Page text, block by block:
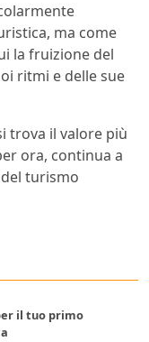
ma come
la fruizione del
ritmi e delle sue
trova il valore più
ora, continua a
turismo
il tuo primo